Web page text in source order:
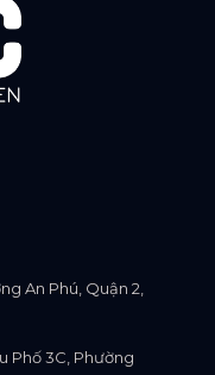
An Phú, Quận 2,
Phố 3C, Phường